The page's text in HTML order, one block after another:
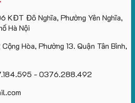
theo
cầu
KĐT Đô Nghĩa, Phường Yên Nghĩa,
Hà Nội
Hòa, Phường 13. Quận Tân Bình,
- 0376.288.492